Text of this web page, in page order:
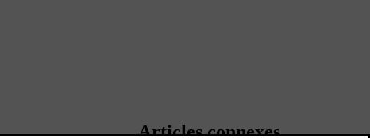
Articles connexes